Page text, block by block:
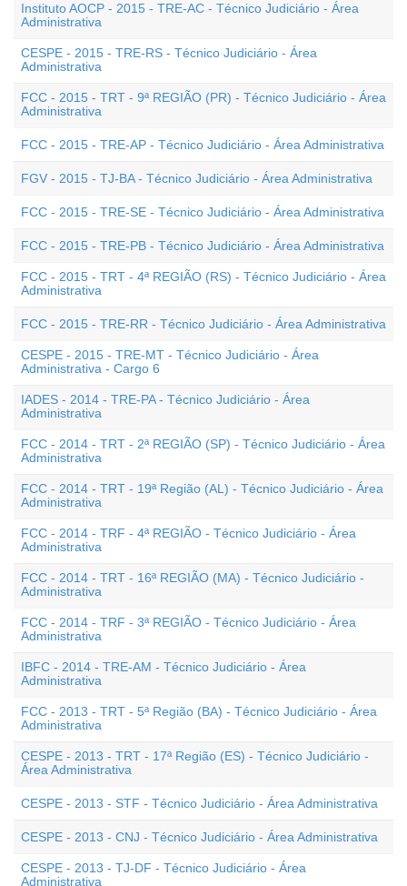
Instituto AOCP - 2015 - TRE-AC - Técnico Judiciário - Área
Administrativa
CESPE - 2015 - TRE-RS - Técnico Judiciário - Área
Administrativa
FCC - 2015 - TRT - 9ª REGIÃO (PR) - Técnico Judiciário - Área
Administrativa
FCC - 2015 - TRE-AP - Técnico Judiciário - Área Administrativa
FGV - 2015 - TJ-BA - Técnico Judiciário - Área Administrativa
FCC - 2015 - TRE-SE - Técnico Judiciário - Área Administrativa
FCC - 2015 - TRE-PB - Técnico Judiciário - Área Administrativa
FCC - 2015 - TRT - 4ª REGIÃO (RS) - Técnico Judiciário - Área
Administrativa
FCC - 2015 - TRE-RR - Técnico Judiciário - Área Administrativa
CESPE - 2015 - TRE-MT - Técnico Judiciário - Área
Administrativa - Cargo 6
IADES - 2014 - TRE-PA - Técnico Judiciário - Área
Administrativa
FCC - 2014 - TRT - 2ª REGIÃO (SP) - Técnico Judiciário - Área
Administrativa
FCC - 2014 - TRT - 19ª Região (AL) - Técnico Judiciário - Área
Administrativa
FCC - 2014 - TRF - 4ª REGIÃO - Técnico Judiciário - Área
Administrativa
FCC - 2014 - TRT - 16ª REGIÃO (MA) - Técnico Judiciário -
Administrativa
FCC - 2014 - TRF - 3ª REGIÃO - Técnico Judiciário - Área
Administrativa
IBFC - 2014 - TRE-AM - Técnico Judiciário - Área
Administrativa
FCC - 2013 - TRT - 5ª Região (BA) - Técnico Judiciário - Área
Administrativa
CESPE - 2013 - TRT - 17ª Região (ES) - Técnico Judiciário -
Área Administrativa
CESPE - 2013 - STF - Técnico Judiciário - Área Administrativa
CESPE - 2013 - CNJ - Técnico Judiciário - Área Administrativa
CESPE - 2013 - TJ-DF - Técnico Judiciário - Área
Administrativa